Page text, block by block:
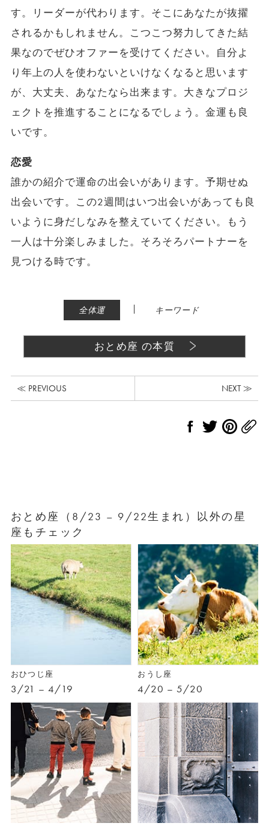
す。リーダーが代わります。そこにあなたが抜擢
されるかもしれません。こつこつ努力してきた結
果なのでぜひオファーを受けてください。自分よ
り年上の人を使わないといけなくなると思います
が、大丈夫、あなたなら出来ます。大きなプロジ
ェクトを推進することになるでしょう。金運も良
いです。
恋愛
誰かの紹介で運命の出会いがあります。予期せぬ
出会いです。この2週間はいつ出会いがあっても良
いように身だしなみを整えていてください。もう
一人は十分楽しみました。そろそろパートナーを
見つける時です。
全体運 | キーワード
おとめ座 の本質
≪ PREVIOUS NEXT ≫
おとめ座（8/23 – 9/22生まれ）以外の星
座もチェック
おひつじ座
3/21 – 4/19
おうし座
4/20 – 5/20